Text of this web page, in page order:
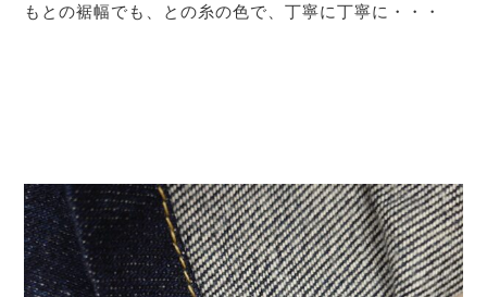
もとの裾幅でも、との糸の色で、丁寧に丁寧に・・・